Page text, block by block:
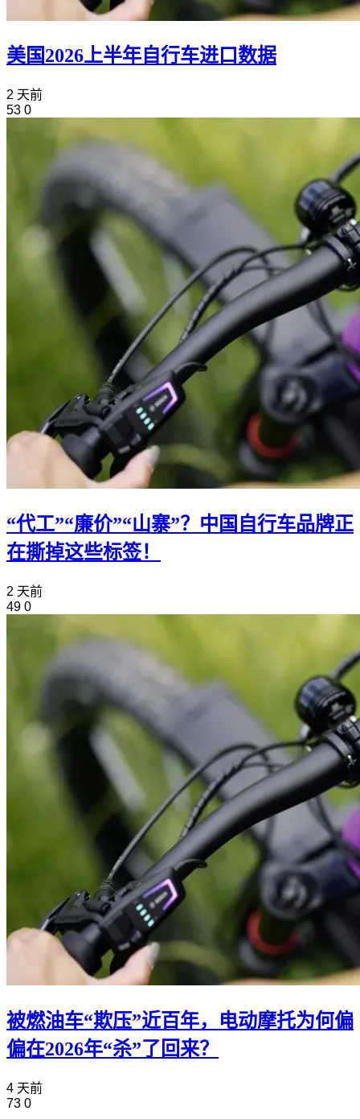
美国2026上半年自行车进口数据
2 天前
53 0
“代工”“廉价”“山寨”？中国自行车品牌正
在撕掉这些标签！
2 天前
49 0
被燃油车“欺压”近百年，电动摩托为何偏
偏在2026年“杀”了回来？
4 天前
73 0